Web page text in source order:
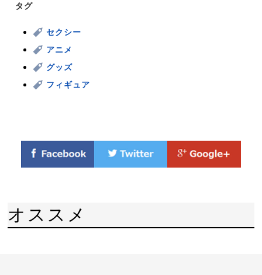
タグ
セクシー
アニメ
グッズ
フィギュア
オススメ